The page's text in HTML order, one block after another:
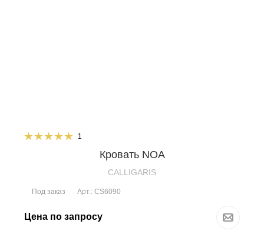
1
Кровать NOA
CALLIGARIS
Под заказ Арт.: CS6090
Цена по запросу